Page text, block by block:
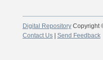
Digital RepositoryCopyright
Contact Us| Send Feedback